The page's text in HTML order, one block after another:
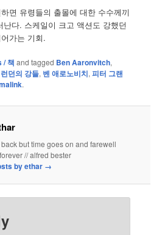
면 유령들의 출몰에 대한 수수께끼
다. 스케일이 크고 액션도 강했던
가는 기회.
/ 책 and tagged Ben Aaronvitch,
런던의 강들, 벤 애로노비치,피터 그랜
.
but time goes on and farewell
// alfred bester
by ethar →